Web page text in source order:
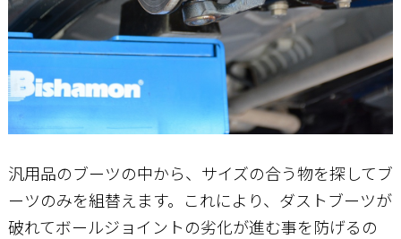
汎用品のブーツの中から、サイズの合う物を探してブ
ーツのみを組替えます。これにより、ダストブーツが
破れてボールジョイントの劣化が進む事を防げるの